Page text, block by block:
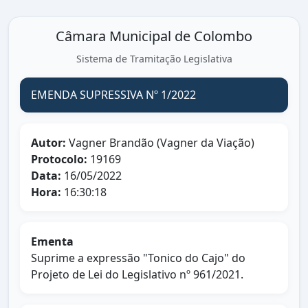
Câmara Municipal de Colombo
Sistema de Tramitação Legislativa
EMENDA SUPRESSIVA Nº 1/2022
Autor: Vagner Brandão (Vagner da Viação)
Protocolo: 19169
Data: 16/05/2022
Hora: 16:30:18
Ementa
Suprime a expressão "Tonico do Cajo" do
Projeto de Lei do Legislativo nº 961/2021.